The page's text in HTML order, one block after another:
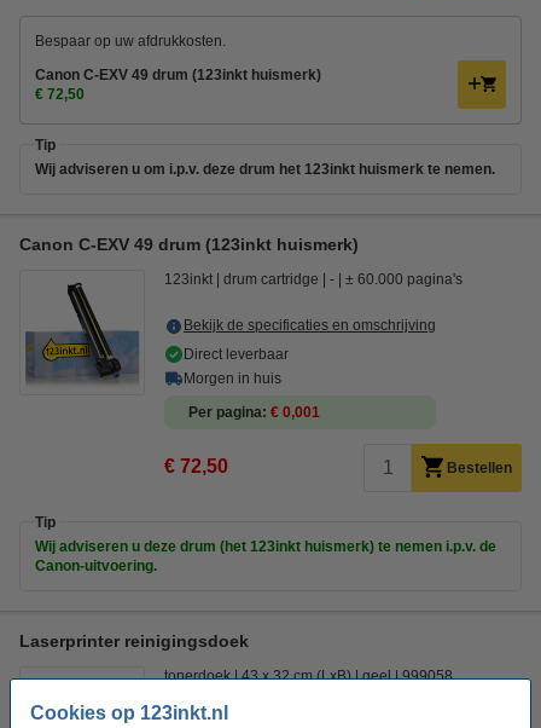
Cookies op 123inkt.nl
Bespaar op uw afdrukkosten.
Canon C-EXV 49 drum (123inkt huismerk)
€ 72,50
Tip
Wij adviseren u om i.p.v. deze drum het 123inkt huismerk te nemen.
Canon C-EXV 49 drum (123inkt huismerk)
123inkt drum cartridge - ± 60.000 pagina's
Bekijk de specificaties en omschrijving
Direct leverbaar
Morgen in huis
Per pagina € 0,001
€ 72,50 Bestellen
Tip
Wij adviseren u deze drum (het 123inkt huismerk) te nemen i.p.v. de
Canon-uitvoering.
Laserprinter reinigingsdoek
tonerdoek 43 x 32 cm (LxB) geel 999058
Bekijk de specificaties en omschrijving